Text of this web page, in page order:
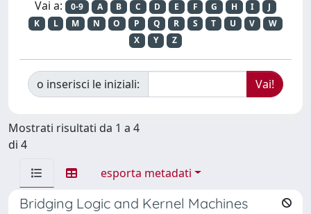
Vai a: 0-9 A B C D E F G H I
J
K
L M N O P Q R S T U V
W
X
Y Z
o inserisci le iniziali:
Mostrati risultati da 1 a 4
di 4
esporta metadati
Bridging Logic and Kernel Machines